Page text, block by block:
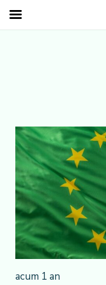
acum 1 an